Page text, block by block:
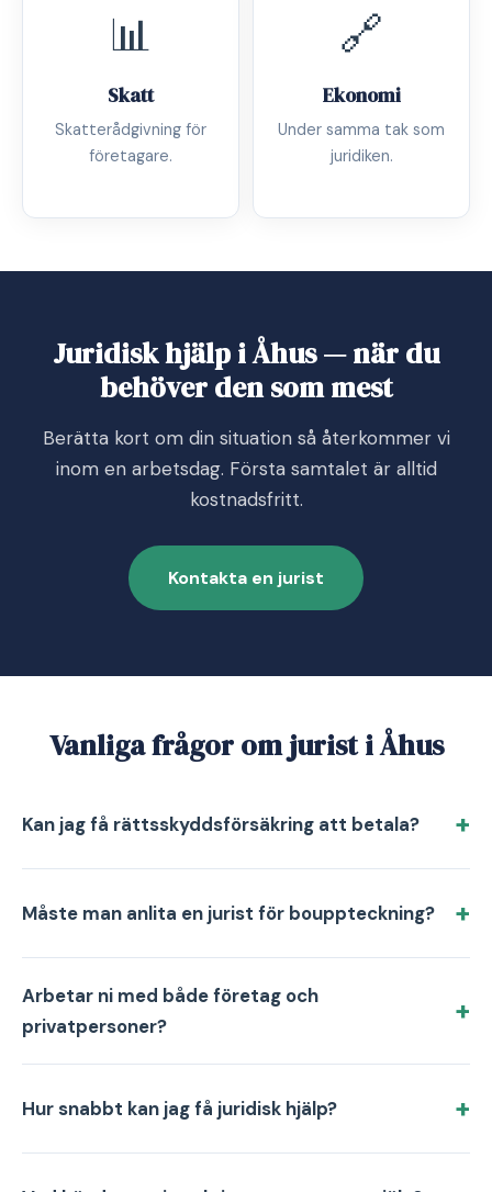
📊
Skatt
Skatterådgivning för
företagare.
🔗
Ekonomi
Under samma tak som
juridiken.
Juridisk hjälp i Åhus — när du
behöver den som mest
Berätta kort om din situation så återkommer vi
inom en arbetsdag. Första samtalet är alltid
kostnadsfritt.
Kontakta en jurist
Vanliga frågor om jurist i Åhus
Kan jag få rättsskyddsförsäkring att betala?
Måste man anlita en jurist för bouppteckning?
Arbetar ni med både företag och
privatpersoner?
Hur snabbt kan jag få juridisk hjälp?